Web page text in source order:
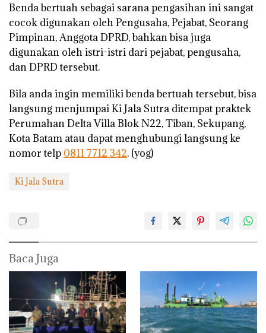
Benda bertuah sebagai sarana pengasihan ini sangat
cocok digunakan oleh Pengusaha, Pejabat, Seorang
Pimpinan, Anggota DPRD, bahkan bisa juga
digunakan oleh istri-istri dari pejabat, pengusaha,
dan DPRD tersebut.
Bila anda ingin memiliki benda bertuah tersebut, bisa
langsung menjumpai Ki Jala Sutra ditempat praktek
Perumahan Delta Villa Blok N22, Tiban, Sekupang,
Kota Batam atau dapat menghubungi langsung ke
nomor telp 0811 7712 342. (yog)
Ki Jala Sutra
Baca Juga